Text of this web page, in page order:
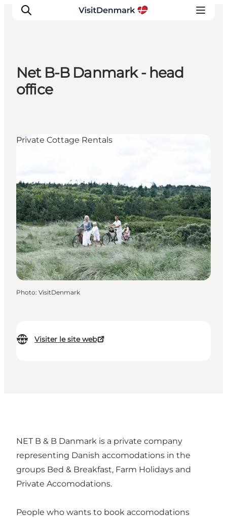
Inspirations
Planifiez votre voyage
Net B-B Danmark - head
office
Visiter le site web
Private Cottage Rentals
Photo: VisitDenmark
NET B & B Danmark is a private company
representing Danish accomodations in the
groups Bed & Breakfast, Farm Holidays and
Private Accomodations.
People who wants to book accomodations